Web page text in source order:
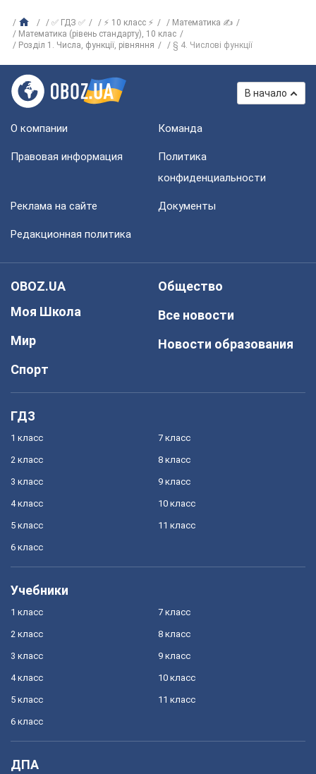
✅ ГДЗ ✅ ⚡ 10 класс ⚡
Математика ✍
Математика (рівень стандарту), 10 клас
Розділ 1. Числа, функції, рівняння
§ 4. Числові функції
В начало
О компании Команда
Правовая информация
Политика
конфиденциальности
Реклама на сайте Документы
Редакционная политика
OBOZ.UA
Моя Школа
Мир
Спорт
Общество
Все новости
Новости образования
ГДЗ
1 класс
2 класс
3 класс
4 класс
5 класс
6 класс
7 класс
8 класс
9 класс
10 класс
11 класс
Учебники
1 класс
2 класс
3 класс
4 класс
5 класс
6 класс
7 класс
8 класс
9 класс
10 класс
11 класс
ДПА